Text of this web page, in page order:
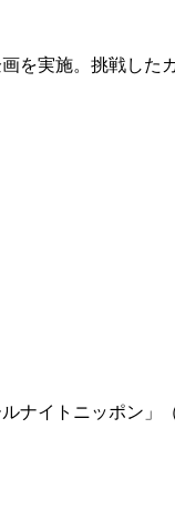
を実施。挑戦した
ナイトニッポン」